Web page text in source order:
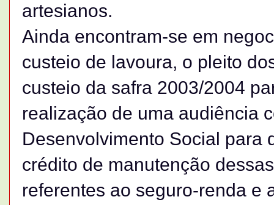
artesianos.
Ainda encontram-se em
custeio de lavoura, o pleito
custeio da safra 2003/2004
realização de uma audiência
Desenvolvimento Social para
crédito de manutenção
referentes ao seguro-renda e